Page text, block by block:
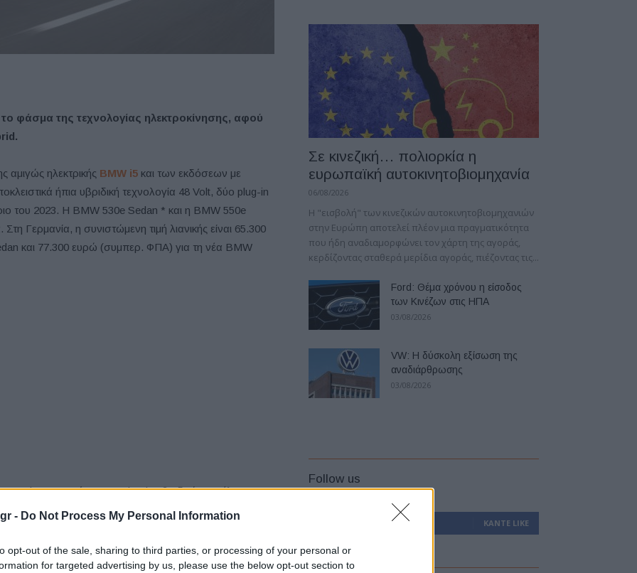
- Do Not Process My Personal Information
opt-out of the sale, sharing to third parties, or processing of your personal or
for targeted advertising by us, please use the below opt-out section to
φάσμα της τεχνολογίας ηλεκτροκίνησης, αφού
αμιγώς ηλεκτρικής BMW i5 και των εκδόσεων με
ήπια υβριδική τεχνολογία 48 Volt, δύο plug-in
του 2023. Η BMW 530e Sedan * και η BMW 550e
Γερμανία, η συνιστώμενη τιμή λιανικής είναι 65.300
και 77.300 ευρώ (συμπερ. ΦΠΑ) για τη νέα BMW
sedan στον κόσμο, τα plug-in υβριδικά μοντέλα
ισχύος, την αισθητά βελτιωμένη αποδοτικότητα
μοντέλα διαθέτουν την πιο πρόσφατη τεχνολογία
συνδυάζεται στην BMW 530e Sedan με έναν
550e xDrive Sedan με έναν εξακύλινδρο εν σειρά
Σε κινεζική… πολιορκία η
ευρωπαϊκή αυτοκινητοβιομηχανία
06/08/2026
Η "εισβολή" των κινεζικών αυτοκινητοβιομηχανιών
στην Ευρώπη αποτελεί πλέον μια πραγματικότητα
που ήδη αναδιαμορφώνει τον χάρτη της αγοράς,
κερδίζοντας σταθερά μερίδια αγοράς, πιέζοντας τις...
Ford: Θέμα χρόνου η είσοδος
των Κινέζων στις ΗΠΑ
03/08/2026
VW: Η δύσκολη εξίσωση της
αναδιάρθρωσης
03/08/2026
Follow us
Υποστηρικτές ΚΆΝΤΕ LIKE